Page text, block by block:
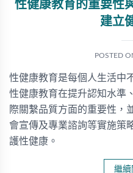
性健康教育的重要性
建立
POSTED
性健康教育是每個人生活中
性健康教育在提升認知水準
際關繫品質方面的重要性，
會宣傳及專業諮詢等實施策
護性健康。
繼續